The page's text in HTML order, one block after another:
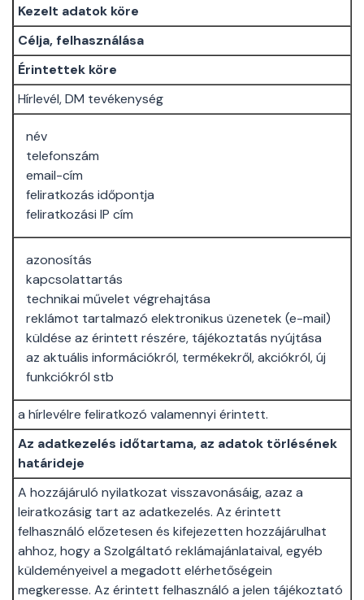
Kezelt adatok köre
Célja, felhasználása
Érintettek köre
Hírlevél, DM tevékenység
név
telefonszám
email-cím
feliratkozás időpontja
feliratkozási IP cím
azonosítás
kapcsolattartás
technikai művelet végrehajtása
reklámot tartalmazó elektronikus üzenetek (e-mail)
küldése az érintett részére, tájékoztatás nyújtása
az aktuális információkról, termékekről, akciókról, új
funkciókról stb
a hírlevélre feliratkozó valamennyi érintett.
Az adatkezelés időtartama, az adatok törlésének
határideje
A hozzájáruló nyilatkozat visszavonásáig, azaz a
leiratkozásig tart az adatkezelés. Az érintett
felhasználó előzetesen és kifejezetten hozzájárulhat
ahhoz, hogy a Szolgáltató reklámajánlataival, egyéb
küldeményeivel a megadott elérhetőségein
megkeresse. Az érintett felhasználó a jelen tájékoztató